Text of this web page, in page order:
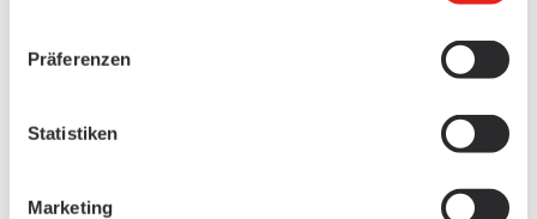
Präferenzen
Statistiken
Marketing